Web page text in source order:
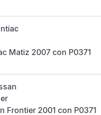
Matiz 2007 con P0371
Frontier 2001 con P0371